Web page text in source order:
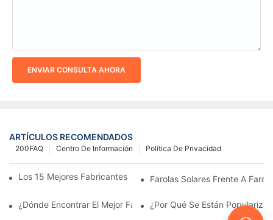
ENVIAR CONSULTA AHORA
ARTÍCULOS RECOMENDADOS
Política De Privacidad
Centro De Información
200FAQ
Los 15 Mejores Fabricantes De Farolas Solares Del Mundo
Farolas Solares Frente A
¿Dónde Encontrar El Mejor Fabricante De Farolas Solares?
¿Por Qué Se Están